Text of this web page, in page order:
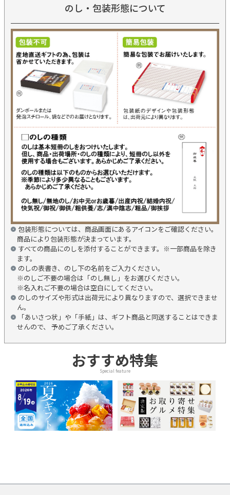
のし・包装形態について
包装形態については、商品画面にあるアイコンをご確認ください。
商品により包装形態が決まっています。
すべての商品にのしを添付することができます。※一部商品を除き
ます。
のしの表書き、のし下の名前をご入力ください。
※のしご不要の場合は「のし無し」をお選びください。
※名入れご不要の場合は空白にしてください。
のしのサイズや形式は出荷元により異なりますので、選択できませ
ん。
「あいさつ状」や「手紙」は、ギフト商品と同送することはできま
せんので、 予めご了承ください。
おすすめ特集
Special feature